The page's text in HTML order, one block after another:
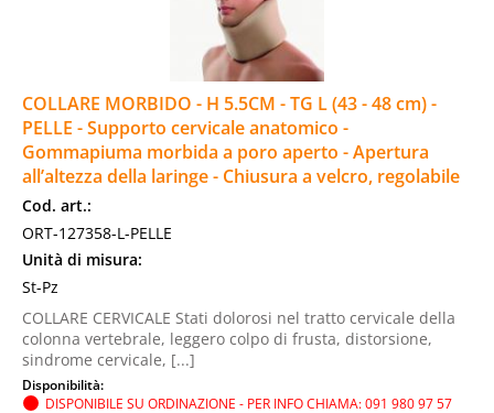
COLLARE MORBIDO - H 5.5CM - TG L (43 - 48 cm) -
PELLE - Supporto cervicale anatomico -
Gommapiuma morbida a poro aperto - Apertura
all’altezza della laringe - Chiusura a velcro, regolabile
Cod. art.:
ORT-127358-L-PELLE
Unità di misura:
St-Pz
COLLARE CERVICALE Stati dolorosi nel tratto cervicale della
colonna vertebrale, leggero colpo di frusta, distorsione,
sindrome cervicale, [...]
Disponibilità:
DISPONIBILE SU ORDINAZIONE - PER INFO CHIAMA: 091 980 97 57